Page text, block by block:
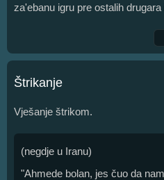
za'ebanu igru pre ostalih
Štrikanje
Vješanje štrikom.
(negdje u Iranu)
"Ahmede bolan, jes čuo da